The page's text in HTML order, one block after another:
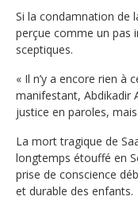
Si la condamnation de
perçue comme un pas
sceptiques.
« Il n’y a encore rien à
manifestant, Abdikadir
justice en paroles,
La mort tragique de
longtemps étouffé en
prise de conscience
et durable des enfants.